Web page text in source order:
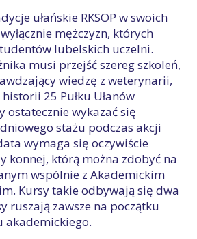
ułańskie RKSOP w swoich
mężczyzn, których
lubelskich uczelni.
musi przejść szereg szkoleń,
wiedzę z weterynarii,
25 Pułku Ułanów
ostatecznie wykazać się
stażu podczas akcji
wymaga się oczywiście
konnej, którą można zdobyć na
wspólnie z Akademickim
Kursy takie odbywają się dwa
ruszają zawsze na początku
akademickiego.